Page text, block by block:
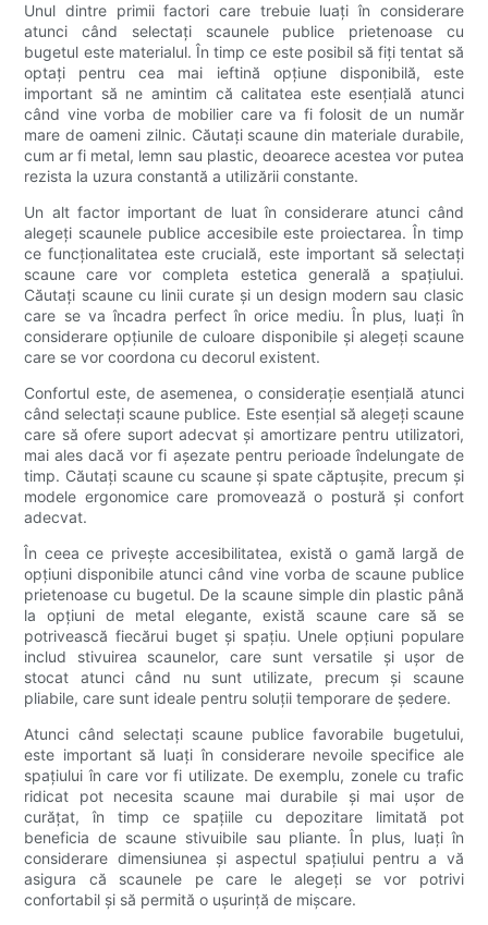
Unul dintre primii factori care trebuie luați în considerare
atunci când selectați scaunele publice prietenoase cu
bugetul este materialul. În timp ce este posibil să fiți tentat să
optați pentru cea mai ieftină opțiune disponibilă, este
important să ne amintim că calitatea este esențială atunci
când vine vorba de mobilier care va fi folosit de un număr
mare de oameni zilnic. Căutați scaune din materiale durabile,
cum ar fi metal, lemn sau plastic, deoarece acestea vor putea
rezista la uzura constantă a utilizării constante.
Un alt factor important de luat în considerare atunci când
alegeți scaunele publice accesibile este proiectarea. În timp
ce funcționalitatea este crucială, este important să selectați
scaune care vor completa estetica generală a spațiului.
Căutați scaune cu linii curate și un design modern sau clasic
care se va încadra perfect în orice mediu. În plus, luați în
considerare opțiunile de culoare disponibile și alegeți scaune
care se vor coordona cu decorul existent.
Confortul este, de asemenea, o considerație esențială atunci
când selectați scaune publice. Este esențial să alegeți scaune
care să ofere suport adecvat și amortizare pentru utilizatori,
mai ales dacă vor fi așezate pentru perioade îndelungate de
timp. Căutați scaune cu scaune și spate căptușite, precum și
modele ergonomice care promovează o postură și confort
adecvat.
În ceea ce privește accesibilitatea, există o gamă largă de
opțiuni disponibile atunci când vine vorba de scaune publice
prietenoase cu bugetul. De la scaune simple din plastic până
la opțiuni de metal elegante, există scaune care să se
potrivească fiecărui buget și spațiu. Unele opțiuni populare
includ stivuirea scaunelor, care sunt versatile și ușor de
stocat atunci când nu sunt utilizate, precum și scaune
pliabile, care sunt ideale pentru soluții temporare de ședere.
Atunci când selectați scaune publice favorabile bugetului,
este important să luați în considerare nevoile specifice ale
spațiului în care vor fi utilizate. De exemplu, zonele cu trafic
ridicat pot necesita scaune mai durabile și mai ușor de
curățat, în timp ce spațiile cu depozitare limitată pot
beneficia de scaune stivuibile sau pliante. În plus, luați în
considerare dimensiunea și aspectul spațiului pentru a vă
asigura că scaunele pe care le alegeți se vor potrivi
confortabil și să permită o ușurință de mișcare.